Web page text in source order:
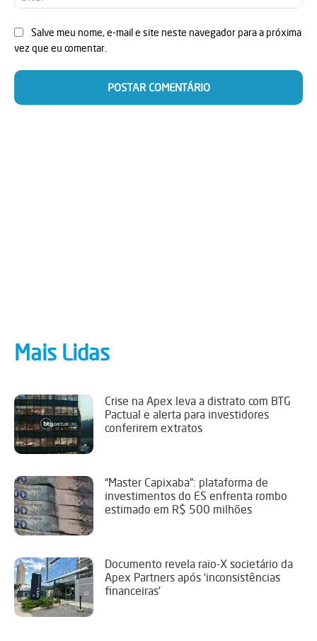
Salve meu nome, e-mail e site neste navegador para a próxima
vez que eu comentar.
Mais Lidas
Crise na Apex leva a distrato com BTG
Pactual e alerta para investidores
conferirem extratos
“Master Capixaba”: plataforma de
investimentos do ES enfrenta rombo
estimado em R$ 500 milhões
Documento revela raio-X societário da
Apex Partners após ‘inconsistências
financeiras’